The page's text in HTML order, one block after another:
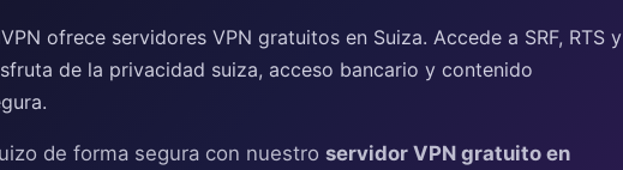
ofrece servidores VPN gratuitos en Suiza. Accede a SRF, RTS y
de la privacidad suiza, acceso bancario y contenido
de forma segura con nuestro servidor VPN gratuito en